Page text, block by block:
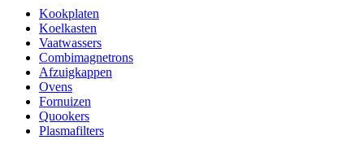
Kookplaten
Koelkasten
Vaatwassers
Combimagnetrons
Afzuigkappen
Ovens
Fornuizen
Quookers
Plasmafilters